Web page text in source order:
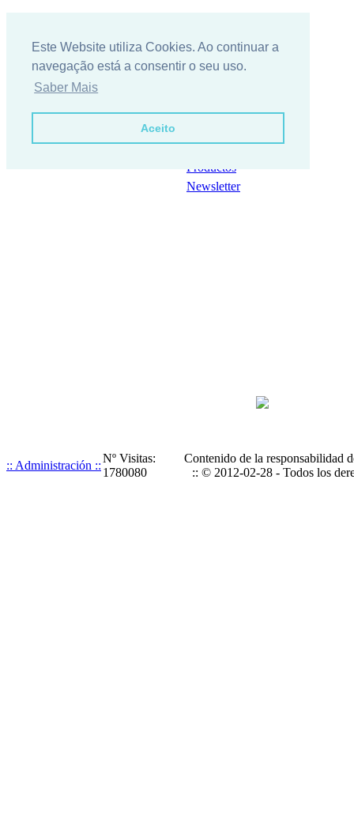
Este Website utiliza Cookies. Ao continuar a
navegação está a consentir o seu uso.
Saber Mais
Aceito
Pedido de Información
Productos
Newsletter
:: Administración ::
Nº Visitas:
1780080
Contenido de la responsabilidad
:: © 2012-02-28 - Todos los